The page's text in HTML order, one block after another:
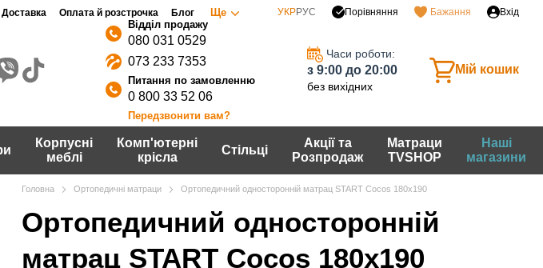
Доставка Оплата й розстрочка Блог Ще УКРРУС Порівняння Бажання Вхід
080 031 0529
073 233 7353
0 800 33 52 06
Передзвонити вам?
Часи роботи:
з 9:00 до 20:00
без вихідних
Мій кошик
Корпусні
меблі
Комп'ютерні
крісла
Стільці
Акції та
Розпродаж
Матраци
TVSHOP
Наші
магазини
Головна Ортопедичні матраци Ортопедичний односторонній матрац START Cocos 180х190
Ортопедичний односторонній
матрац START Cocos 180х190